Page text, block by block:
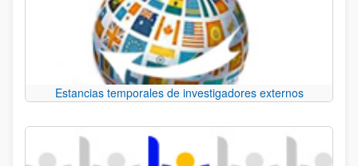
Estancias temporales de investigadores externos